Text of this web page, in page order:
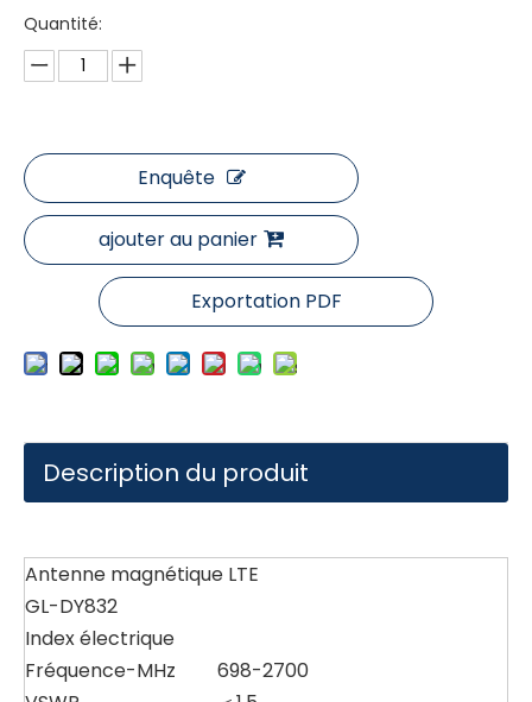
Quantité:
Enquête
ajouter au panier
Exportation PDF
Description du produit
Antenne magnétique LTE
GL-DY832
Index électrique
Fréquence-MHz
698-2700